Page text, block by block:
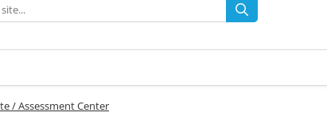
/ Assessment Center